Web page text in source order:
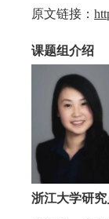
原文链接：
课题组介绍
浙江大学研